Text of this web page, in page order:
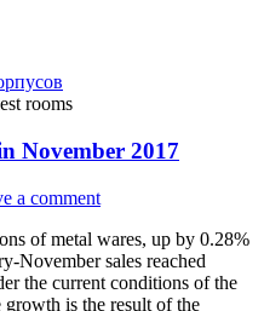
rooms
November 2017
a comment
of metal wares, up by 0.28%
November sales reached
the current conditions of the
growth is the result of the